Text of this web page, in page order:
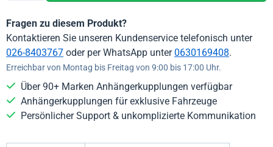
Fragen zu diesem Produkt?
Kontaktieren Sie unseren Kundenservice telefonisch unter
026-8403767 oder per WhatsApp unter0630169408.
Erreichbar von Montag bis Freitag von 9:00 bis 17:00 Uhr.
Über 90+ Marken Anhängerkupplungen verfügbar
Anhängerkupplungen für exklusive Fahrzeuge
Persönlicher Support & unkomplizierte Kommunikation